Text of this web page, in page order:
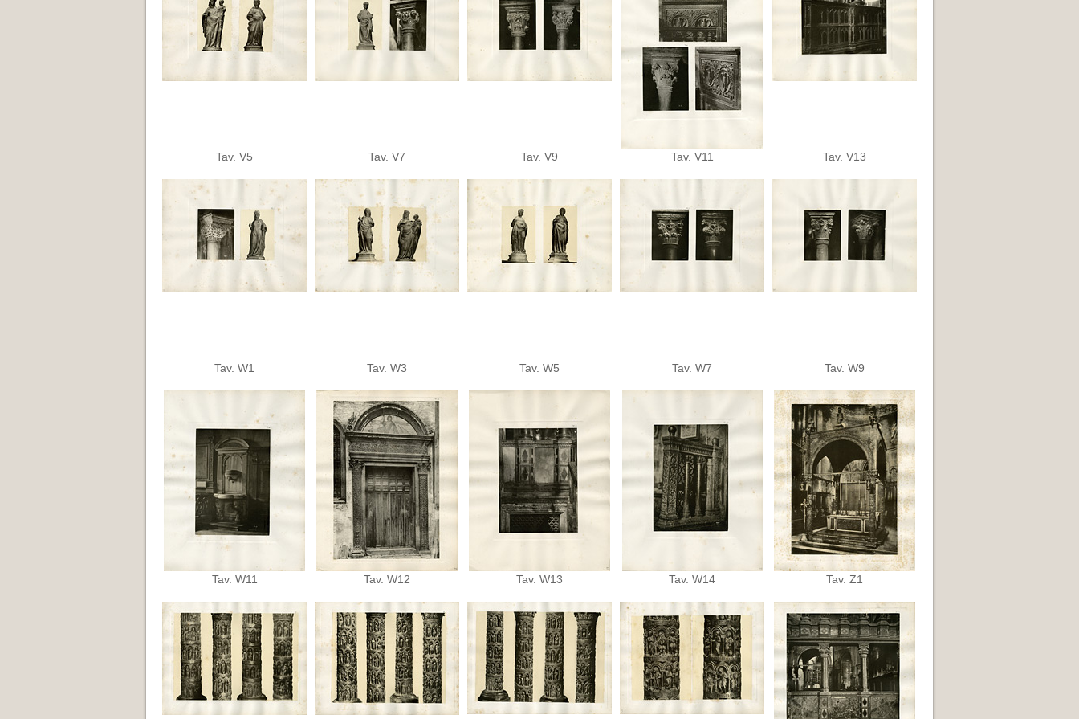
Tav. V5 Tav. V7 Tav. V9 Tav. V11 Tav. V13
Tav. W1 Tav. W3 Tav. W5 Tav. W7 Tav. W9
Tav. W11 Tav. W12 Tav. W13 Tav. W14 Tav. Z1